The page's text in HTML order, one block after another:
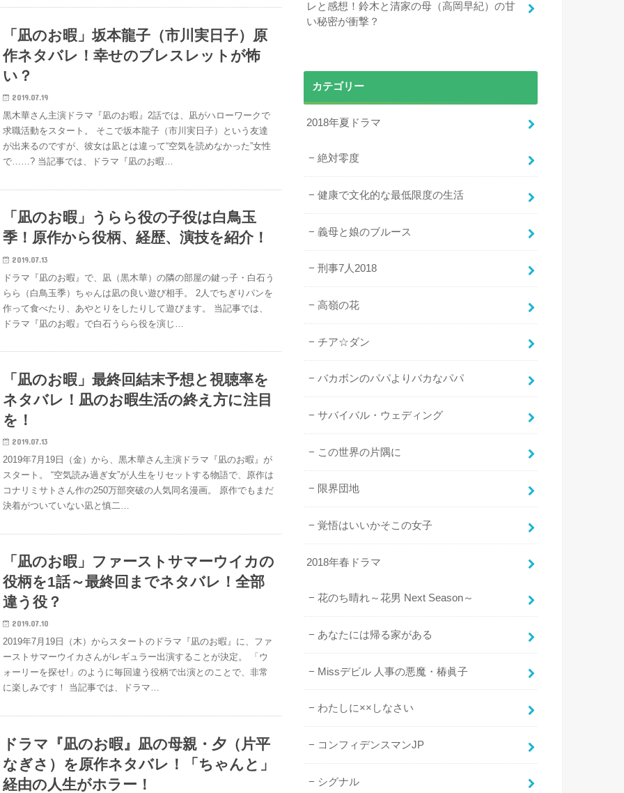
「凪のお暇」坂本龍子（市川実日子）原
作ネタバレ！幸せのブレスレットが怖
い？
2019.07.19
黒木華さん主演ドラマ『凪のお暇』2話では、凪がハローワークで
求職活動をスタート。 そこで坂本龍子（市川実日子）という友達
が出来るのですが、彼女は凪とは違って“空気を読めなかった”女性
で……? 当記事では、ドラマ『凪のお暇…
「凪のお暇」うらら役の子役は白鳥玉
季！原作から役柄、経歴、演技を紹介！
2019.07.13
ドラマ『凪のお暇』で、凪（黒木華）の隣の部屋の鍵っ子・白石う
らら（白鳥玉季）ちゃんは凪の良い遊び相手。 2人でちぎりパンを
作って食べたり、あやとりをしたりして遊びます。 当記事では、
ドラマ『凪のお暇』で白石うらら役を演じ…
「凪のお暇」最終回結末予想と視聴率を
ネタバレ！凪のお暇生活の終え方に注目
を！
2019.07.13
2019年7月19日（金）から、黒木華さん主演ドラマ『凪のお暇』が
スタート。 “空気読み過ぎ女”が人生をリセットする物語で、原作は
コナリミサトさん作の250万部突破の人気同名漫画。 原作でもまだ
決着がついていない凪と慎二…
「凪のお暇」ファーストサマーウイカの
役柄を1話～最終回までネタバレ！全部
違う役？
2019.07.10
2019年7月19日（木）からスタートのドラマ『凪のお暇』に、ファ
ーストサマーウイカさんがレギュラー出演することが決定。 「ウ
ォーリーを探せ!」のように毎回違う役柄で出演とのことで、非常
に楽しみです！ 当記事では、ドラマ…
ドラマ『凪のお暇』凪の母親・夕（片平
なぎさ）を原作ネタバレ！「ちゃんと」
経由の人生がホラー！
レと感想！鈴木と清家の母（高岡早紀）の甘
い秘密が衝撃？
カテゴリー
2018年夏ドラマ
絶対零度
健康で文化的な最低限度の生活
義母と娘のブルース
刑事7人2018
高嶺の花
チア☆ダン
バカボンのパパよりバカなパパ
サバイバル・ウェディング
この世界の片隅に
限界団地
覚悟はいいかそこの女子
2018年春ドラマ
花のち晴れ～花男 Next Season～
あなたには帰る家がある
Missデビル 人事の悪魔・椿眞子
わたしに××しなさい
コンフィデンスマンJP
シグナル